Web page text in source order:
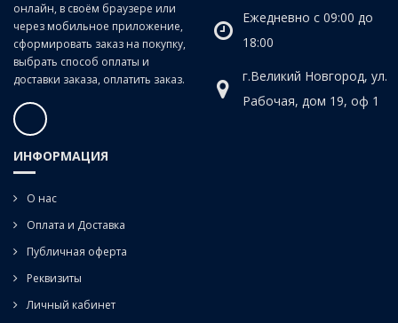
онлайн, в своём браузере или
через мобильное приложение,
сформировать заказ на покупку,
выбрать способ оплаты и
доставки заказа, оплатить заказ.
Ежедневно с 09:00 до
18:00
г.Великий Новгород, ул.
Рабочая, дом 19, оф 1
ИНФОРМАЦИЯ
О нас
Оплата и Доставка
Публичная оферта
Реквизиты
Личный кабинет